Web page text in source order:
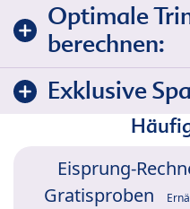
Optimale
berechnen:
Exklusive
Eisprung-
Gratisproben